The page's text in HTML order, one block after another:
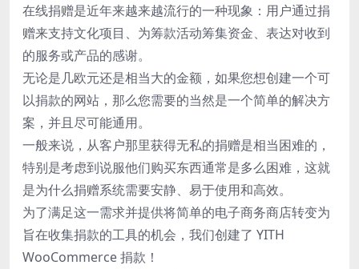
在线捐赠是近年来越来越流行的一种现象：用户通过捐
赠来支持文化项目、为筹款活动筹集资金、表达对收到
的服务或产品的感谢。
无论是几欧元还是相当大的金额，如果您想创建一个可
以捐款的网站，那么您需要的当然是一个简单的解决方
案，并且尽可能通用。
一般来说，从客户那里获得无私的捐赠是相当困难的，
特别是考虑到说服他们购买东西通常是多么困难，这就
是为什么捐赠系统需要安静、易于使用和高效。
为了满足这一需求并提供将简单的电子商务商店转变为
旨在收集捐款的工具的机会，我们创建了 YITH
WooCommerce 捐款！